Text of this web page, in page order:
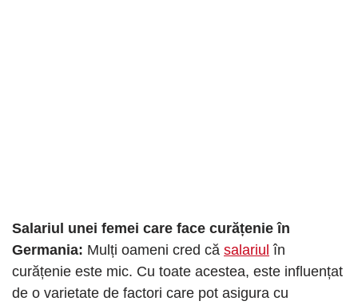
Salariul unei femei care face curățenie în
Germania: Mulți oameni cred că salariul în
curățenie este mic. Cu toate acestea, este influențat
de o varietate de factori care pot asigura cu